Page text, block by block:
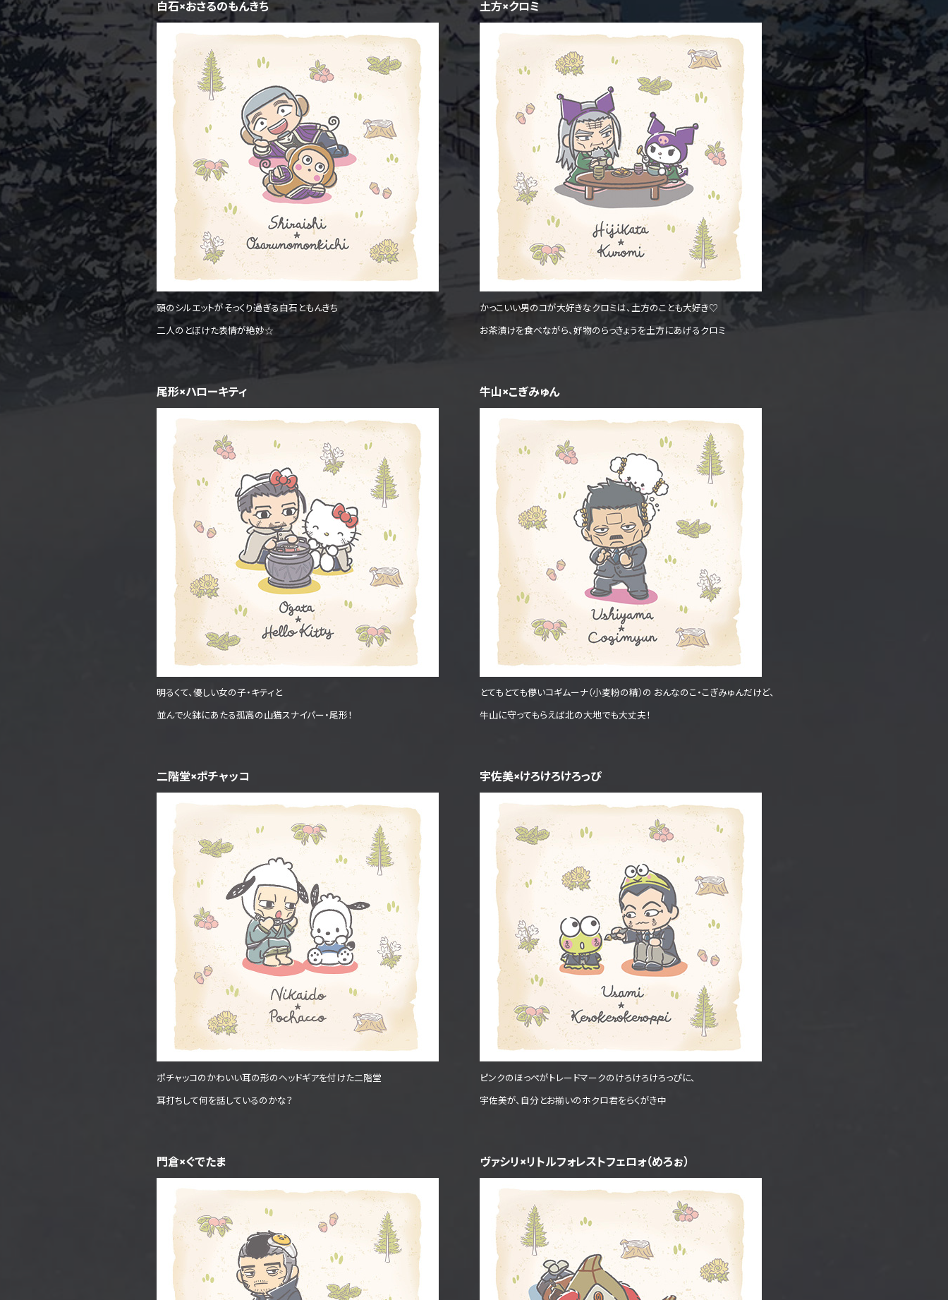
白石×おさるのもんきち
頭のシルエットがそっくり過ぎる白石ともんきち
二人のとぼけた表情が絶妙☆
土方×クロミ
かっこいい男のコが大好きなクロミは、土方のことも大好き♡
お茶漬けを食べながら、好物のらっきょうを土方にあげるクロミ
尾形×ハローキティ
明るくて、優しい女の子・キティと
並んで火鉢にあたる孤高の山猫スナイパー・尾形！
牛山×こぎみゅん
とてもとても儚いコギムーナ（小麦粉の精）の おんなのこ・こぎみゅんだけど、
牛山に守ってもらえば北の大地でも大丈夫！
二階堂×ポチャッコ
ポチャッコのかわいい耳の形のヘッドギアを付けた二階堂
耳打ちして何を話しているのかな？
宇佐美×けろけろけろっぴ
ピンクのほっぺがトレードマークのけろけろけろっぴに、
宇佐美が、自分とお揃いのホクロ君をらくがき中
門倉×ぐでたま ヴァシリ×リトルフォレストフェロォ（めろぉ）